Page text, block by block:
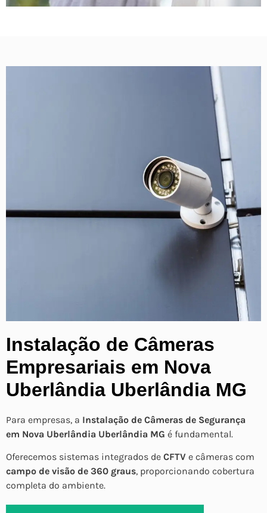
Instalação de Câmeras
Empresariais em Nova
Uberlândia Uberlândia MG
Para empresas, a Instalação de Câmeras de Segurança
em Nova Uberlândia Uberlândia MG é fundamental.
Oferecemos sistemas integrados de CFTV e câmeras com
campo de visão de 360 graus, proporcionando cobertura
completa do ambiente.